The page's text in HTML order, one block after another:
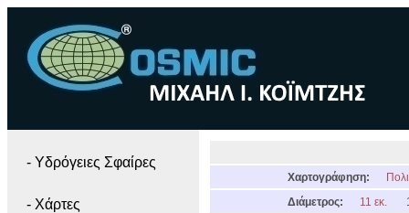
- Yδρόγειες Σφαίρες
- Χάρτες
Χαρτογράφηση:
Διάμετρος:
11 εκ.